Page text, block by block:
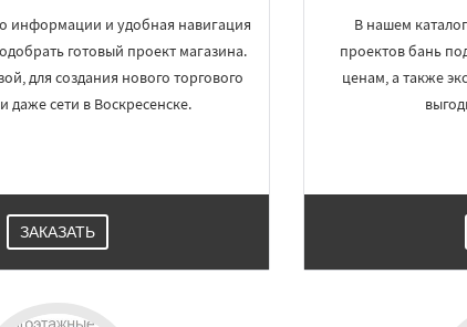
Люберцы Можайск
Мытищи
Наро-Фоминск
Одинцово Озеры
Павловский Посад
информации и удобная навигация
готовый проект магазина.
для создания нового торгового
даже сети в Воскресенске.
ЗАКАЗАТЬ
В нашем
проектов бань
ценам, а также